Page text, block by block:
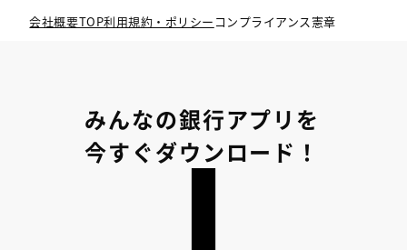
会社概要TOP利用規約・ポリシー コンプライアンス憲章
みんなの銀行アプリを
今すぐダウンロード！